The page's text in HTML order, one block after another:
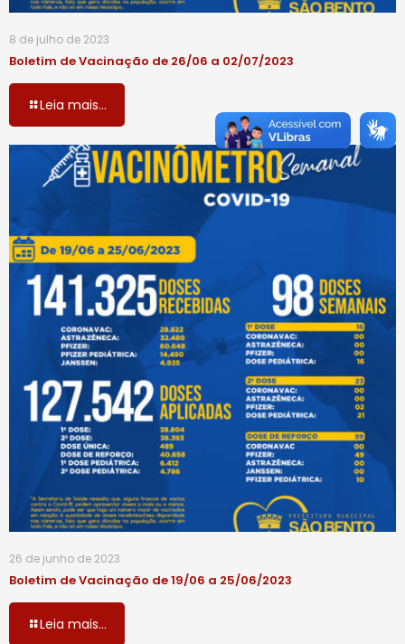
8 de julho de 2023
Boletim de Vacinação de 26/06 a 02/07/2023
Leia mais...
26 de junho de 2023
Boletim de Vacinação de 19/06 a 25/06/2023
Leia mais...